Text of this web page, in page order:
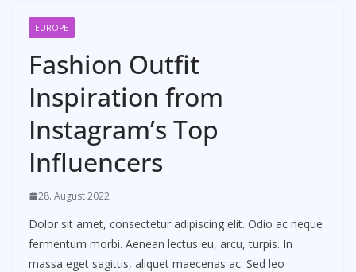
EUROPE
Fashion Outfit
Inspiration from
Instagram’s Top
Influencers
28. August 2022
Dolor sit amet, consectetur adipiscing elit. Odio ac neque
fermentum morbi. Aenean lectus eu, arcu, turpis. In
massa eget sagittis, aliquet maecenas ac. Sed leo